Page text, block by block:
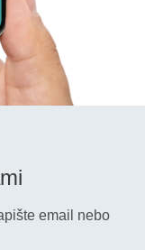
email nebo